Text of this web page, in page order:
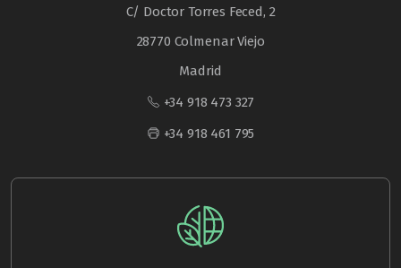
C/ Doctor Torres Feced, 2
28770 Colmenar Viejo
Madrid
+34 918 473 327
+34 918 461 795